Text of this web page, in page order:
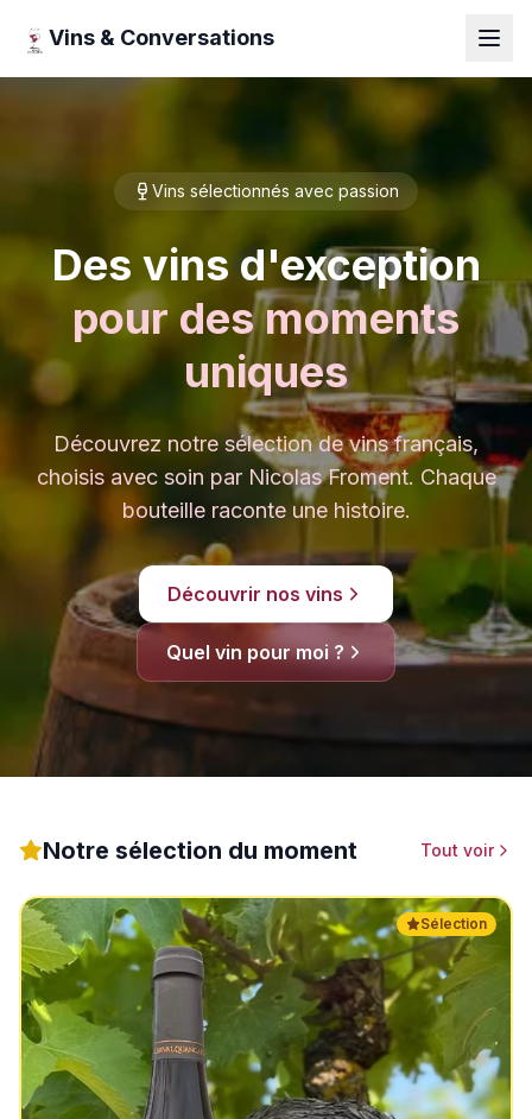
Vins & Conversations
Vins sélectionnés avec passion
Des vins d'exception
pour des moments
uniques
Découvrez notre sélection de vins français,
choisis avec soin par Nicolas Froment. Chaque
bouteille raconte une histoire.
Découvrir nos vins
Quel vin pour moi ?
Notre sélection du moment Tout voir
Sélection